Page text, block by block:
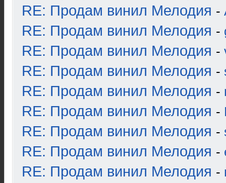
RE: Продам винил Мелодия -
RE: Продам винил Мелодия -
RE: Продам винил Мелодия -
RE: Продам винил Мелодия -
RE: Продам винил Мелодия -
RE: Продам винил Мелодия -
RE: Продам винил Мелодия -
RE: Продам винил Мелодия -
RE: Продам винил Мелодия -